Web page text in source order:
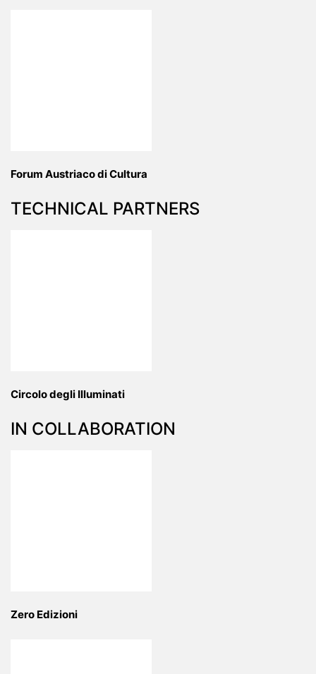
Forum Austriaco di Cultura
TECHNICAL PARTNERS
Circolo degli Illuminati
IN COLLABORATION
Zero Edizioni